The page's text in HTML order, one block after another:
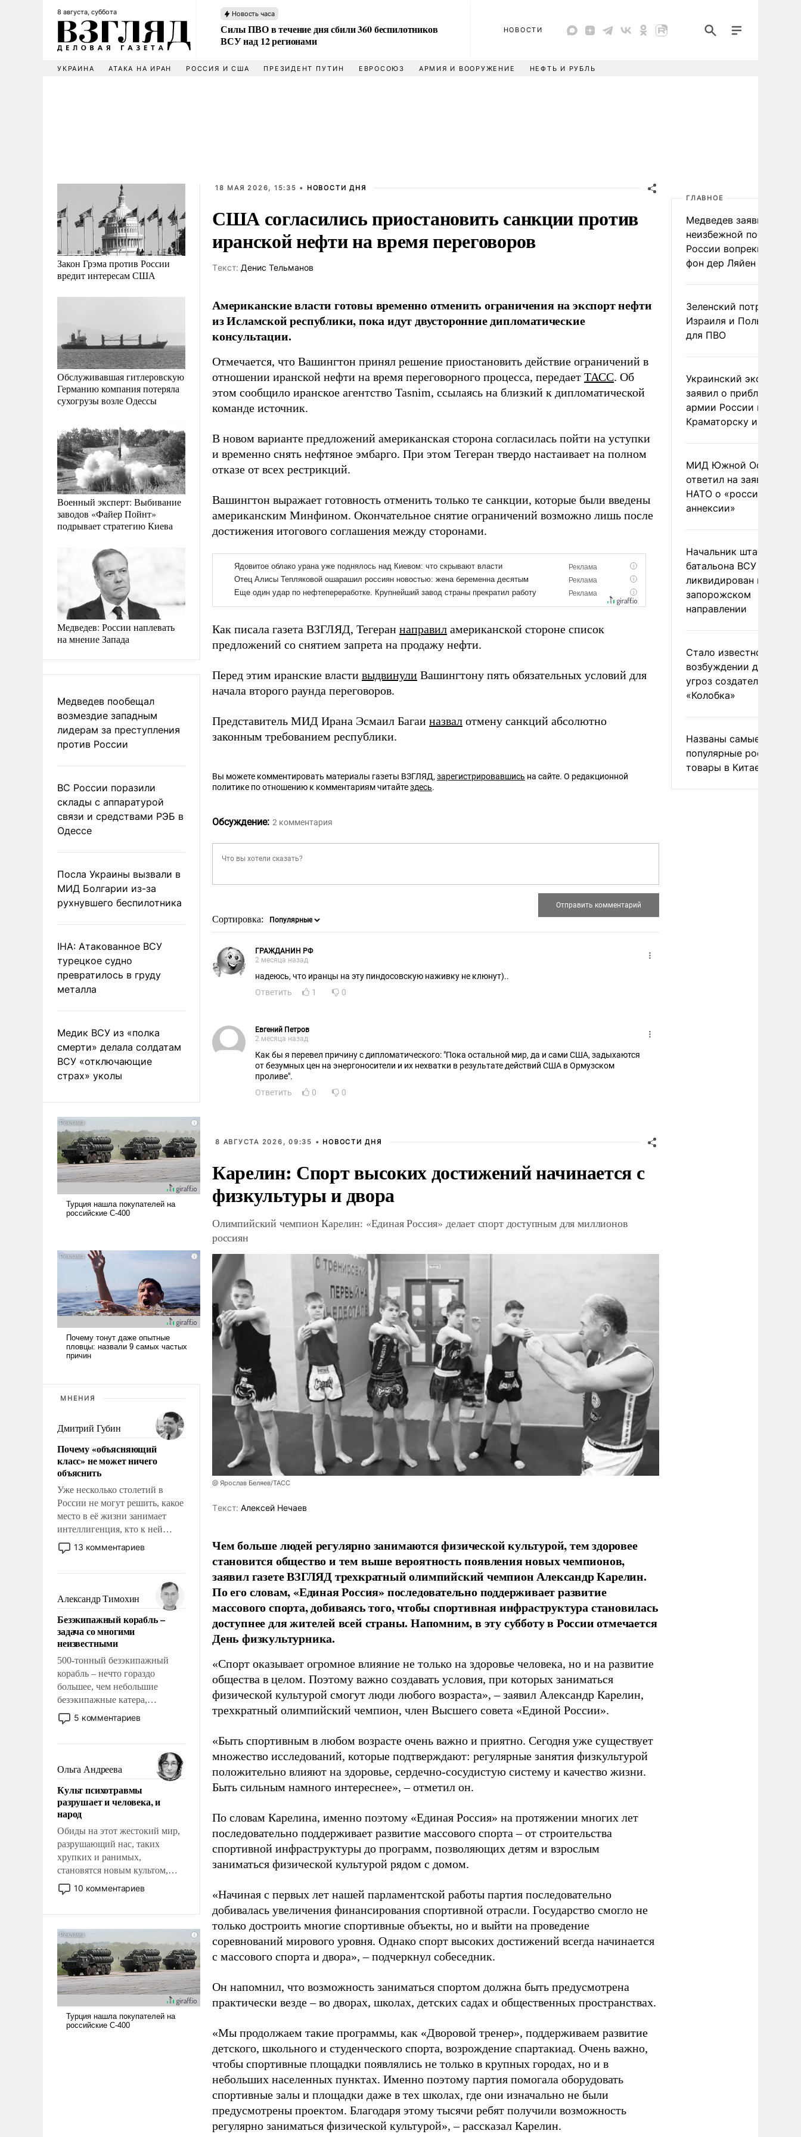
8 августа, суббота Новость часа
Силы ПВО в течение дня сбили 360 беспилотников
ВСУ над 12 регионами
НОВОСТИ
УКРАИНА АТАКА НА ИРАН РОССИЯ И США ПРЕЗИДЕНТ ПУТИН ЕВРОСОЮЗ АРМИЯ И ВООРУЖЕНИЕ НЕФТЬ И РУБЛЬ
Закон Грэма против России
вредит интересам США
Обслуживавшая гитлеровскую
Германию компания потеряла
сухогрузы возле Одессы
Военный эксперт: Выбивание
заводов «Файер Пойнт»
подрывает стратегию Киева
Медведев: России наплевать
на мнение Запада
Медведев пообещал
возмездие западным
лидерам за преступления
против России
ВС России поразили
склады с аппаратурой
связи и средствами РЭБ в
Одессе
Посла Украины вызвали в
МИД Болгарии из-за
рухнувшего беспилотника
IHA: Атакованное ВСУ
турецкое судно
превратилось в груду
металла
Медик ВСУ из «полка
смерти» делала солдатам
ВСУ «отключающие
страх» уколы
МНЕНИЯ
Дмитрий Губин
Почему «объясняющий
класс» не может ничего
объяснить
Уже несколько столетий в
России не могут решить, какое
место в её жизни занимает
интеллигенция, кто к ней
принадлежит, а кого из неё
исключили с правом
чем она отличается от просто
образованных людей. Иногда
казалось, что эти вопросы
решены раз и навсегда, но –
нет, не решены.
13 комментариев
Александр Тимохин
Безэкипажный корабль –
задача со многими
неизвестными
500-тонный безэкипажный
корабль – нечто гораздо
большее, чем небольшие
безэкипажные катера,
применение которых уже
стало обыденностью. Задача по
сложна и амбициозна. Однако
и ее реализация радикально
поднимет наши боевые
возможности.
5 комментариев
Ольга Андреева
Культ психотравмы
разрушает и человека, и
народ
Обиды на этот жестокий мир,
разрушающий нас, таких
хрупких и ранимых,
становятся новым культом,
постепенно вытесняя и
отменяя традиционное
ударами судьбы, брать на себя
ответственность, помогать
слабым, идти вперед и
адаптироваться.
10 комментариев
18 МАЯ 2026, 15:35 • НОВОСТИ ДНЯ
США согласились приостановить санкции против
иранской нефти на время переговоров
Tекст: Денис Тельманов
Американские власти готовы временно отменить ограничения на экспорт нефти
из Исламской республики, пока идут двусторонние дипломатические
консультации.
Отмечается, что Вашингтон принял решение приостановить действие ограничений в
отношении иранской нефти на время переговорного процесса, передает ТАСС. Об
этом сообщило иранское агентство Tasnim, ссылаясь на близкий к дипломатической
команде источник.
В новом варианте предложений американская сторона согласилась пойти на уступки
и временно снять нефтяное эмбарго. При этом Тегеран твердо настаивает на полном
отказе от всех рестрикций.
Вашингтон выражает готовность отменить только те санкции, которые были введены
американским Минфином. Окончательное снятие ограничений возможно лишь после
достижения итогового соглашения между сторонами.
Как писала газета ВЗГЛЯД, Тегеран направил американской стороне список
предложений со снятием запрета на продажу нефти.
Перед этим иранские власти выдвинули Вашингтону пять обязательных условий для
начала второго раунда переговоров.
Представитель МИД Ирана Эсмаил Багаи назвал отмену санкций абсолютно
законным требованием республики.
Вы можете комментировать материалы газеты ВЗГЛЯД, зарегистрировавшись на сайте. О редакционной
политике по отношению к комментариям читайтездесь.
Обсуждение: 2 комментария
Сортировка:
ГРАЖДАНИН РФ
2 месяца назад
надеюсь, что иранцы на эту пиндосовскую наживку не клюнут)..
Ответить
1 0
Евгений Петров
2 месяца назад
Как бы я перевел причину с дипломатического: "Пока остальной мир, да и сами США, задыхаются
от безумных цен на энергоносители и их нехватки в результате действий США в Ормузском
проливе".
Ответить
0 0
8 АВГУСТА 2026, 09:35 • НОВОСТИ ДНЯ
Карелин: Спорт высоких достижений начинается с
физкультуры и двора
Олимпийский чемпион Карелин: «Единая Россия» делает спорт доступным для миллионов
россиян
@ Ярослав Беляев/ТАСС
Tекст: Алексей Нечаев
Чем больше людей регулярно занимаются физической культурой, тем здоровее
становится общество и тем выше вероятность появления новых чемпионов,
заявил газете ВЗГЛЯД трехкратный олимпийский чемпион Александр Карелин.
По его словам, «Единая Россия» последовательно поддерживает развитие
массового спорта, добиваясь того, чтобы спортивная инфраструктура становилась
доступнее для жителей всей страны. Напомним, в эту субботу в России отмечается
День физкультурника.
«Спорт оказывает огромное влияние не только на здоровье человека, но и на развитие
общества в целом. Поэтому важно создавать условия, при которых заниматься
физической культурой смогут люди любого возраста», – заявил Александр Карелин,
трехкратный олимпийский чемпион, член Высшего совета «Единой России».
«Быть спортивным в любом возрасте очень важно и приятно. Сегодня уже существует
множество исследований, которые подтверждают: регулярные занятия физкультурой
положительно влияют на здоровье, сердечно-сосудистую систему и качество жизни.
Быть сильным намного интереснее», – отметил он.
По словам Карелина, именно поэтому «Единая Россия» на протяжении многих лет
последовательно поддерживает развитие массового спорта – от строительства
спортивной инфраструктуры до программ, позволяющих детям и взрослым
заниматься физической культурой рядом с домом.
«Начиная с первых лет нашей парламентской работы партия последовательно
добивалась увеличения финансирования спортивной отрасли. Государство смогло не
только достроить многие спортивные объекты, но и выйти на проведение
соревнований мирового уровня. Однако спорт высоких достижений всегда начинается
с массового спорта и двора», – подчеркнул собеседник.
Он напомнил, что возможность заниматься спортом должна быть предусмотрена
практически везде – во дворах, школах, детских садах и общественных пространствах.
«Мы продолжаем такие программы, как «Дворовой тренер», поддерживаем развитие
детского, школьного и студенческого спорта, возрождение спартакиад. Очень важно,
чтобы спортивные площадки появлялись не только в крупных городах, но и в
небольших населенных пунктах. Именно поэтому партия помогала оборудовать
спортивные залы и площадки даже в тех школах, где они изначально не были
предусмотрены проектом. Благодаря этому тысячи ребят получили возможность
регулярно заниматься физической культурой», – рассказал Карелин.
ГЛАВНОЕ
Медведев заявил о
неизбежной победе
России вопреки словам
фон дер Ляйен
Зеленский потребовал
Израиля и Польши
для ПВО
Украинский эксперт
заявил о приближении
армии России к
Краматорску и
МИД Южной Осетии
ответил на заявления
НАТО о «российской
аннексии»
Начальник штаба
батальона ВСУ
ликвидирован на
запорожском
направлении
Стало известно о
возбуждении дела из-
угроз создателям
«Колобка»
Названы самые
популярные российские
товары в Китае